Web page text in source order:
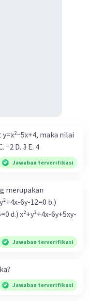
maka nilai
−2 D. 3 E. 4
Jawaban terverifikasi
merupakan
d.) x²+y²+4x-6y+5xy-
Jawaban terverifikasi
Jawaban terverifikasi